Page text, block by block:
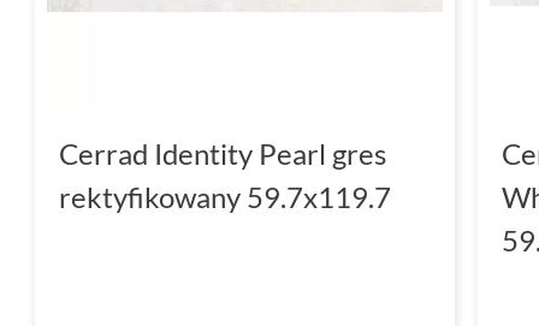
Cerrad Identity Pearl gres
rektyfikowany 59.7x119.7